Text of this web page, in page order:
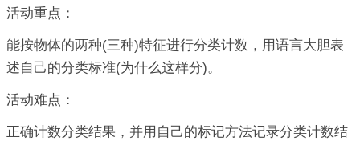
活动重点：
能按物体的两种(三种)特征进行分类计数，用语言大胆表
述自己的分类标准(为什么这样分)。
活动难点：
正确计数分类结果，并用自己的标记方法记录分类计数结